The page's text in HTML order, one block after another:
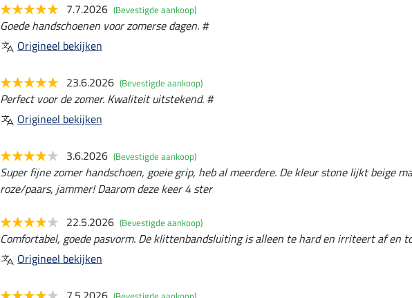
7.7.2026 (Bevestigde aankoop)
Goede handschoenen voor zomerse dagen. #
Origineel bekijken
23.6.2026 (Bevestigde aankoop)
Perfect voor de zomer. Kwaliteit uitstekend. #
Origineel bekijken
3.6.2026 (Bevestigde aankoop)
Super fijne zomer handschoen, goeie grip, heb al meerdere. De kleur stone lijkt beige
roze/paars, jammer! Daarom deze keer 4 ster
22.5.2026 (Bevestigde aankoop)
Comfortabel, goede pasvorm. De klittenbandsluiting is alleen te hard en irriteert af en
Origineel bekijken